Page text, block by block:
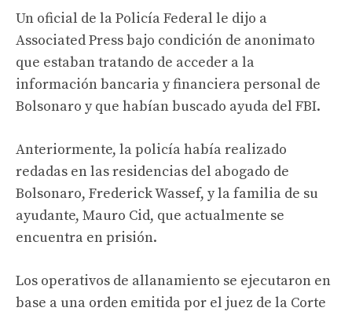
Un oficial de la Policía Federal le dijo a
Associated Press bajo condición de anonimato
que estaban tratando de acceder a la
información bancaria y financiera personal de
Bolsonaro y que habían buscado ayuda del FBI.
Anteriormente, la policía había realizado
redadas en las residencias del abogado de
Bolsonaro, Frederick Wassef, y la familia de su
ayudante, Mauro Cid, que actualmente se
encuentra en prisión.
Los operativos de allanamiento se ejecutaron en
base a una orden emitida por el juez de la Corte